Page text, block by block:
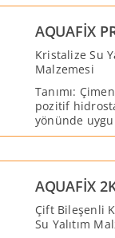
nem ile
gelen,
kristalize bir su
malzemesidir.
Kristalize Su
halidir.
fazla
sağlamak için
veya AQUAFİX
ilk kat olarak
AQUAFİX
Kristalize Su
Malzemesi
Tanımı:
pozitif
yönünde
temel altı su
ile reaktif
kristalize bir su
malzemesidir.
AQUAFİX
Çift Bileşenli
Su Yalıtım